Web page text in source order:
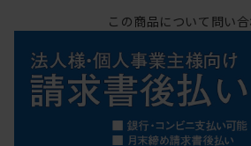
この商品について問い